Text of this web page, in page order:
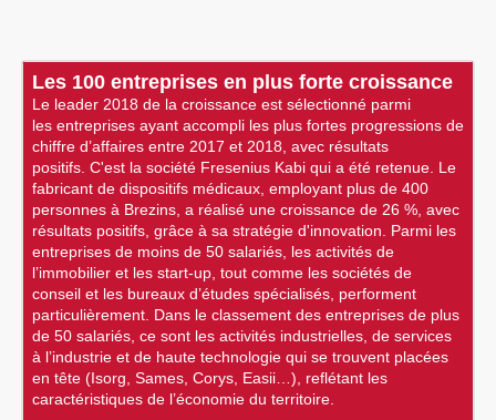
Les 100 entreprises en plus forte croissance
Le leader 2018 de la croissance est sélectionné parmi
les entreprises ayant accompli les plus fortes progressions de
chiffre d’affaires entre 2017 et 2018, avec résultats
positifs. C'est la société Fresenius Kabi qui a été retenue. Le
fabricant de dispositifs médicaux, employant plus de 400
personnes à Brezins, a réalisé une croissance de 26 %, avec
résultats positifs, grâce à sa stratégie d'innovation. Parmi les
entreprises de moins de 50 salariés, les activités de
l’immobilier et les start-up, tout comme les sociétés de
conseil et les bureaux d’études spécialisés, performent
particulièrement. Dans le classement des entreprises de plus
de 50 salariés, ce sont les activités industrielles, de services
à l’industrie et de haute technologie qui se trouvent placées
en tête (Isorg, Sames, Corys, Easii…), reflétant les
caractéristiques de l’économie du territoire.